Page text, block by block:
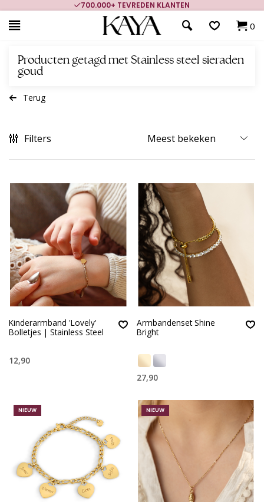
700.000+ TEVREDEN KLANTEN
0
Producten getagd met Stainless steel sieraden
goud
Terug
Filters
Kinderarmband 'Lovely'
Bolletjes | Stainless Steel
12,90
Armbandenset Shine
Bright
27,90
NIEUW NIEUW